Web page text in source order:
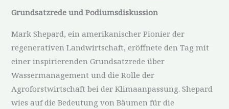
Grundsatzrede und Podiumsdiskussion
Mark Shepard, ein amerikanischer Pionier der
regenerativen Landwirtschaft, eröffnete den Tag mit
einer inspirierenden Grundsatzrede über
Wassermanagement und die Rolle der
Agroforstwirtschaft bei der Klimaanpassung. Shepard
wies auf die Bedeutung von Bäumen für die